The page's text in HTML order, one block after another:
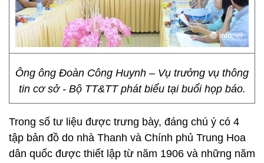
Ông ông Đoàn Công Huynh – Vụ trưởng vụ thông
tin cơ sở - Bộ TT&TT phát biểu tại buổi họp báo.
Trong số tư liệu được trưng bày, đáng chú ý có 4
tập bản đồ do nhà Thanh và Chính phủ Trung Hoa
dân quốc được thiết lập từ năm 1906 và những năm